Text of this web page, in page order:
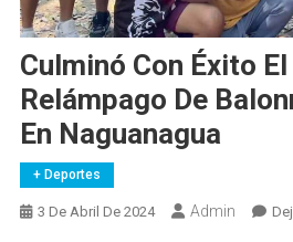
Culminó Con Éxito
Relámpago De
En Naguanagua
+ Deportes
3 De Abril De 2024 Admin